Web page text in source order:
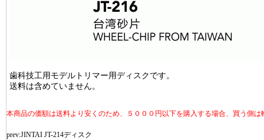
歯科技工用モデルトリマー用ディスクです。
送料は含めていません。
本商品の価額は送料より安くのため、５０００円以下を購入する場合、買う側
prev:JINTAI JT-214ディスク